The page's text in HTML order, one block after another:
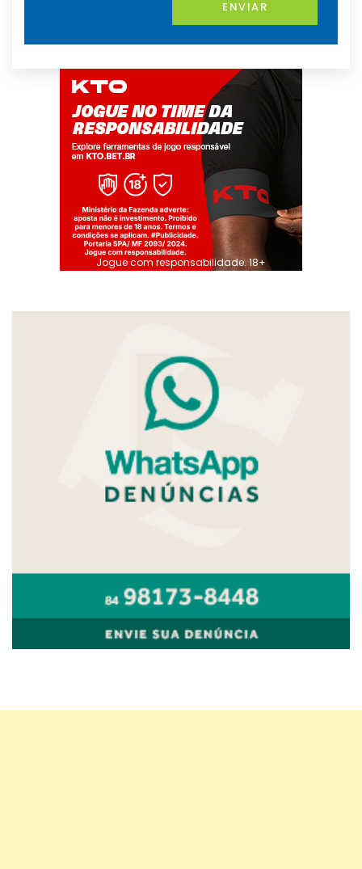
ENVIAR
Jogue com responsabilidade. 18+